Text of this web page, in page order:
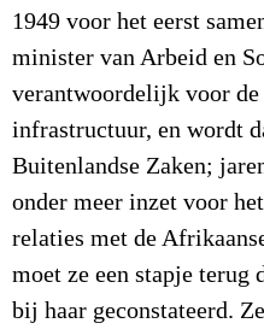
1949 voor het eerst
minister van Arbeid en
verantwoordelijk voor de
infrastructuur, en wordt
Buitenlandse Zaken;
onder meer inzet voor
relaties met de
moet ze een stapje terug
bij haar geconstateerd.